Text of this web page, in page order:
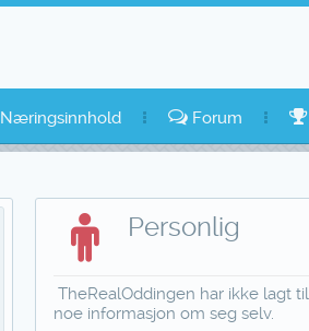
Næringsinnhold Forum
Personlig
TheRealOddingen har ikke lagt til
noe informasjon om seg selv.